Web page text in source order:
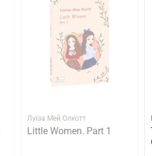
Луїза Мей Олкотт
Little Women. Part 1